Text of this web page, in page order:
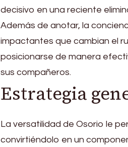
decisivo en una reciente
Además de anotar, la
impactantes que cambian el
posicionarse de manera
sus compañeros.
Estrategia
La versatilidad de Osorio le
convirtiéndolo en un